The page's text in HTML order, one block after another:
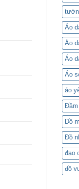
Áo
Áo
Áo
Áo
áo
Đầm
Đồ
Đồ
đạo
đồ